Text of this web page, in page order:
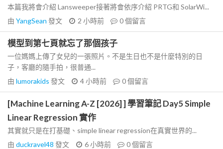
本篇我將會介紹 Lansweeper接著將會依序介紹 PRTG和 SolarWi...
由 YangSean 發文 2 小時前 0個留言
模型到第七頁就忘了那個孩子
一位媽媽上傳了女兒的一張照片。不是生日也不是什麼特別的日
子，客廳的隨手拍，很普通...
由 lumorakids 發文 4 小時前 0個留言
[Machine Learning A-Z [2026] ] 學習筆記 Day5 Simple
Linear Regression 實作
其實就只是在打基礎、simple linear regression在真實世界的...
由 duckravel48 發文 6 小時前 0個留言